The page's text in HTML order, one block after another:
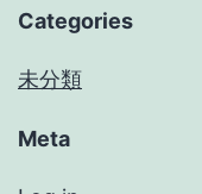
Categories
未分類
Meta